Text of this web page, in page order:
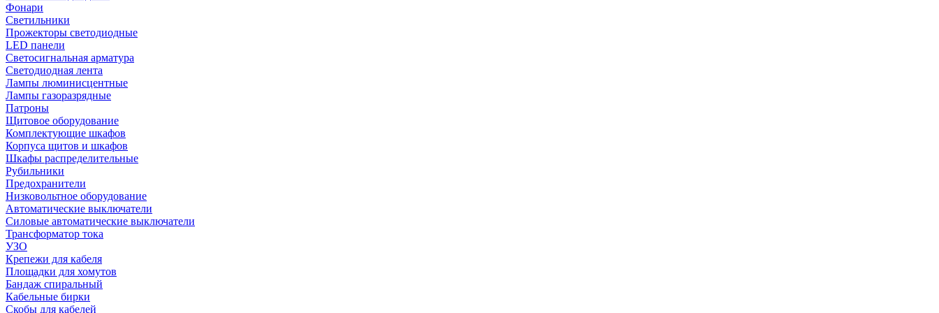
Фонари
Светильники
Прожекторы светодиодные
LED панели
Светосигнальная арматура
Светодиодная лента
Лампы люминисцентные
Лампы газоразрядные
Патроны
Щитовое оборудование
Комплектующие шкафов
Корпуса щитов и шкафов
Шкафы распределительные
Рубильники
Предохранители
Низковольтное оборудование
Автоматические выключатели
Силовые автоматические выключатели
Трансформатор тока
УЗО
Крепежи для кабеля
Площадки для хомутов
Бандаж спиральный
Кабельные бирки
Cкобы для кабелей